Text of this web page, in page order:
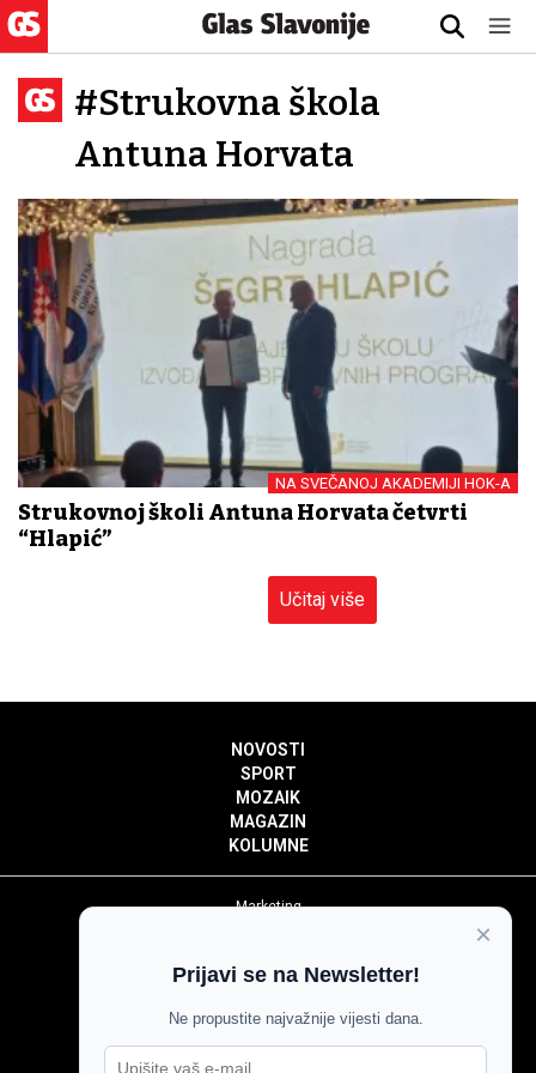
#Strukovna škola
Antuna Horvata
NA SVEČANOJ AKADEMIJI HOK-A
Strukovnoj školi Antuna Horvata četvrti
“Hlapić”
Učitaj više
NOVOSTI
SPORT
MOZAIK
MAGAZIN
KOLUMNE
Marketing
Impressum
Pravila komentiranja
Agroglas
×
Prijavi se na Newsletter!
Ne propustite najvažnije vijesti dana.